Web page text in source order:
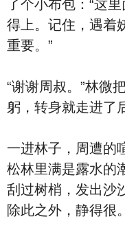
了个小布包：“这
得上。记住，遇着
重要。”
“谢谢周叔。”林微
躬，转身就走进了
一进林子，周遭的
松林里满是露水的
刮过树梢，发出沙
除此之外，静得很。